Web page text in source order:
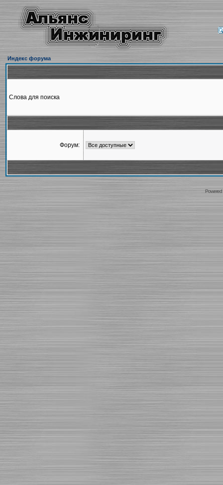
Индекс форума
Слова для поиска
Форум: